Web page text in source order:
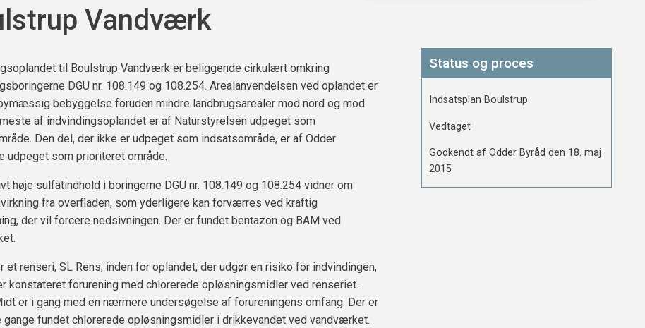
Vandværk
til Boulstrup Vandværk er beliggende cirkulært omkring
DGU nr. 108.149 og 108.254. Arealanvendelsen ved oplandet er
bebyggelse foruden mindre landbrugsarealer mod nord og mod
af indvindingsoplandet er af Naturstyrelsen udpeget som
Den del, der ikke er udpeget som indsatsområde, er af Odder
udpeget som prioriteret område.
høje sulfatindhold i boringerne DGU nr. 108.149 og 108.254 vidner om
fra overfladen, som yderligere kan forværres ved kraftig
der vil forcere nedsivningen. Der er fundet bentazon og BAM ved
et renseri, SL Rens, inden for oplandet, der udgør en risiko for indvindingen,
konstateret forurening med chlorerede opløsningsmidler ved renseriet.
er i gang med en nærmere undersøgelse af forureningens omfang. Der er
gange fundet chlorerede opløsningsmidler i drikkevandet ved vandværket.
Status og proces
Indsatsplan Boulstrup
Vedtaget
Godkendt af Odder Byråd den 18. maj
2015